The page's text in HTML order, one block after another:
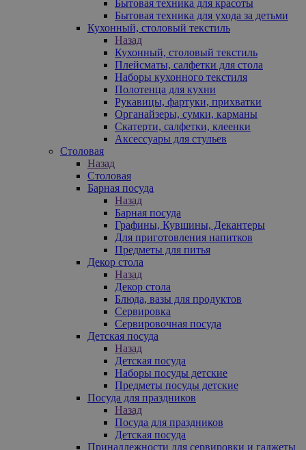
Бытовая техника для красоты
Бытовая техника для ухода за детьми
Кухонный, столовый текстиль
Назад
Кухонный, столовый текстиль
Плейсматы, салфетки для стола
Наборы кухонного текстиля
Полотенца для кухни
Рукавицы, фартуки, прихватки
Органайзеры, сумки, карманы
Скатерти, салфетки, клеенки
Аксессуары для стульев
Столовая
Назад
Столовая
Барная посуда
Назад
Барная посуда
Графины, Кувшины, Декантеры
Для приготовления напитков
Предметы для питья
Декор стола
Назад
Декор стола
Блюда, вазы для продуктов
Сервировка
Сервировочная посуда
Детская посуда
Назад
Детская посуда
Наборы посуды детские
Предметы посуды детские
Посуда для праздников
Назад
Посуда для праздников
Детская посуда
Принадлежности для сервировки и гаджеты